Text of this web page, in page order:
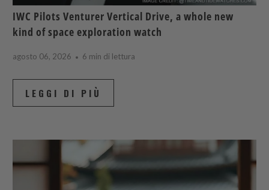
IWC Pilots Venturer Vertical Drive, a whole new
kind of space exploration watch
agosto 06, 2026 6 min di lettura
LEGGI DI PIÙ